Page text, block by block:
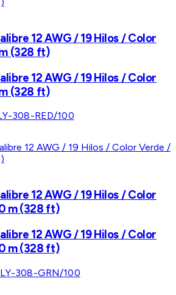
12 AWG / 19 Hilos / Color
(328 ft)
12 AWG / 19 Hilos / Color
(328 ft)
308-RED/100
12 AWG / 19 Hilos / Color
m (328 ft)
12 AWG / 19 Hilos / Color
m (328 ft)
308-GRN/100